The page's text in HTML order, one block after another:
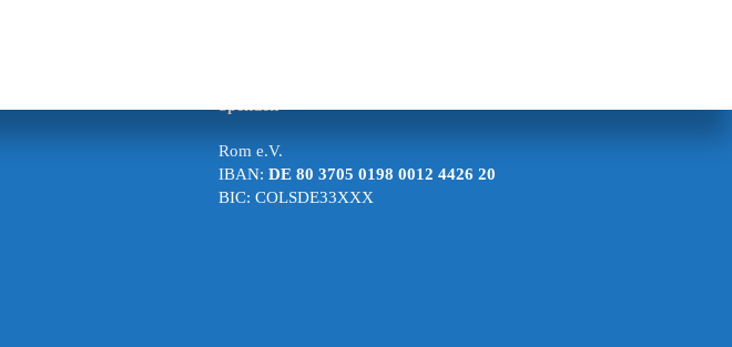
Rom e.V.
IBAN:DE 80 3705 0198 0012 4426 20
BIC: COLSDE33XXX